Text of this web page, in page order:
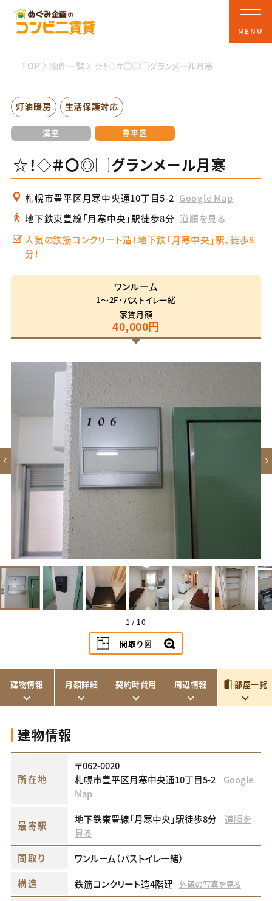
TOP 物件一覧 ☆！◇＃〇◎▢グランメール月寒
灯油暖房 生活保護対応
満室 豊平区
☆！◇＃〇◎▢グランメール月寒
札幌市豊平区月寒中央通10丁目5-2 Google Map
地下鉄東豊線「月寒中央」駅徒歩8分 道順を見る
人気の鉄筋コンクリート造！地下鉄「月寒中央」駅、徒歩8
分！
ワンルーム
1～2F・バストイレ一緒
家賃月額
40,000円
間取り図
1 / 10
建物情報 月額詳細 契約時費用 周辺情報 部屋一覧
建物情報
所在地
〒062-0020
札幌市豊平区月寒中央通10丁目5-2
Google
Map
最寄駅
地下鉄東豊線「月寒中央」駅徒歩8分
道順を
見る
間取り
ワンルーム（バストイレ一緒）
構造
鉄筋コンクリート造4階建 外観の写真を見る